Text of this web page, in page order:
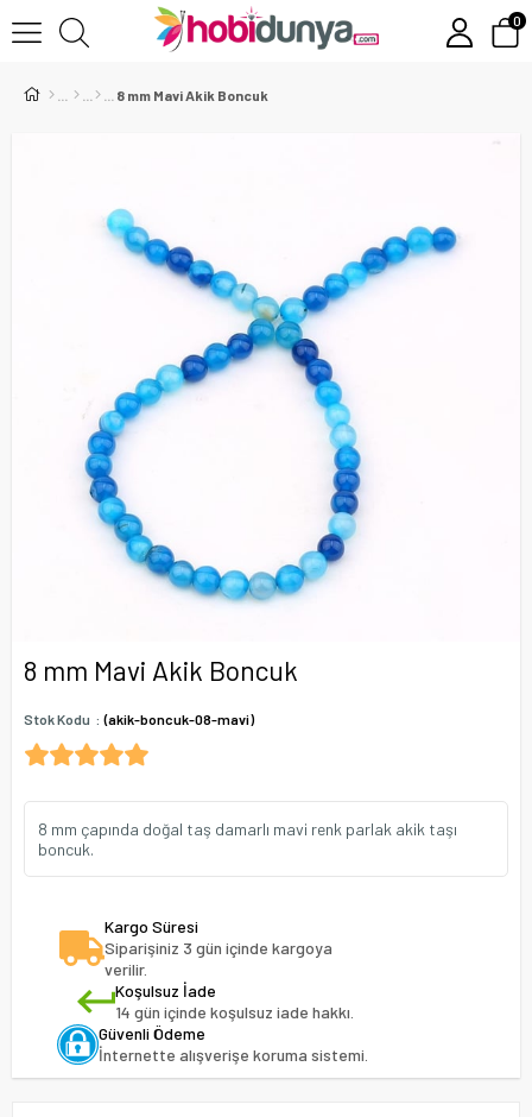
0
8 mm Mavi Akik Boncuk
8 mm Mavi Akik Boncuk
Stok Kodu (akik-boncuk-08-mavi)
8 mm çapında doğal taş damarlı mavi renk parlak akik taşı
boncuk.
Kargo Süresi
Siparişiniz 3 gün içinde kargoya
verilir.
Koşulsuz İade
14 gün içinde koşulsuz iade hakkı.
Güvenli Ödeme
İnternette alışverişe koruma sistemi.